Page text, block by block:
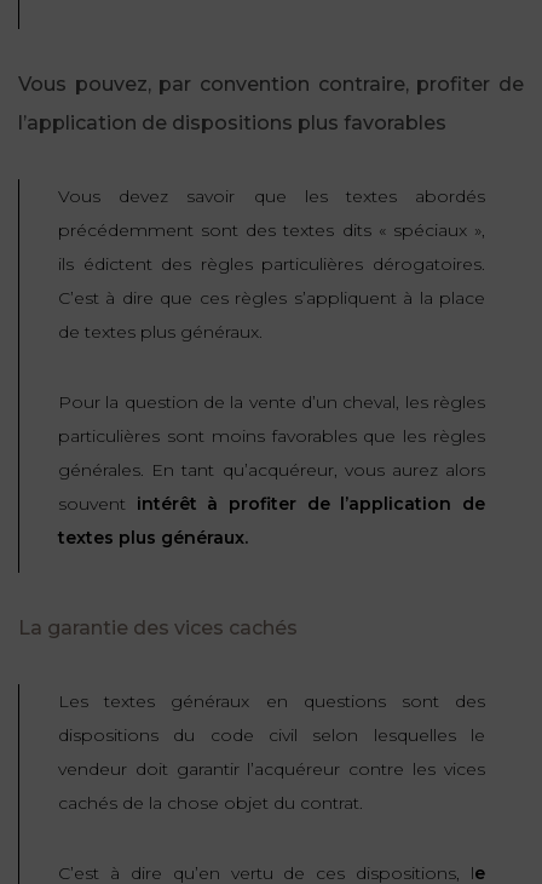
Vous pouvez, par convention contraire, profiter de
l’application de dispositions plus favorables
Vous devez savoir que les textes abordés
précédemment sont des textes dits « spéciaux »,
ils édictent des règles particulières dérogatoires.
C’est à dire que ces règles s’appliquent à la place
de textes plus généraux.
Pour la question de la vente d’un cheval, les règles
particulières sont moins favorables que les règles
générales. En tant qu’acquéreur, vous aurez alors
souvent intérêt à profiter de l’application de
textes plus généraux.
La garantie des vices cachés
Les textes généraux en questions sont des
dispositions du code civil selon lesquelles le
vendeur doit garantir l’acquéreur contre les vices
cachés de la chose objet du contrat.
C’est à dire qu’en vertu de ces dispositions, le